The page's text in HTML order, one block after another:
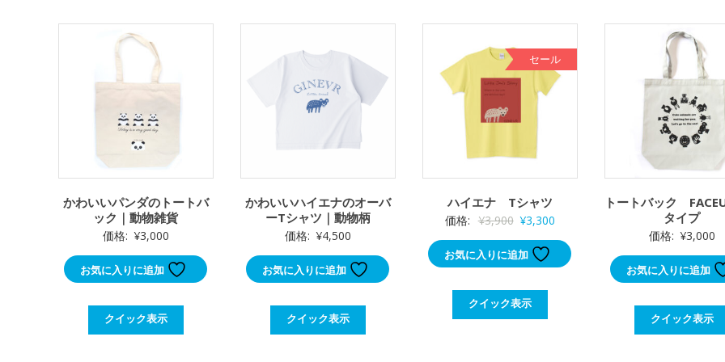
かわいいパンダのトートバ
ック｜動物雑貨
価格: ¥3,000
お気に入りに追加
クイック表示
かわいいハイエナのオーバ
ーTシャツ｜動物柄
価格: ¥4,500
お気に入りに追加
クイック表示
セール
ハイエナ Tシャツ
価格: ¥3,900 元
の
価
は
¥3,900
¥3,300現
在
お気に入りに追加
クイック表示
トートバック
タイプ
価格: ¥3,000
お気に入りに追加
クイック表示